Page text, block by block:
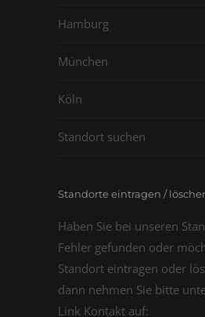
Hamburg
München
Köln
Standort suchen
Standorte eintragen /
Haben Sie bei unseren
Fehler gefunden oder
Standort eintragen oder
dann nehmen Sie bitte
Link Kontakt auf: